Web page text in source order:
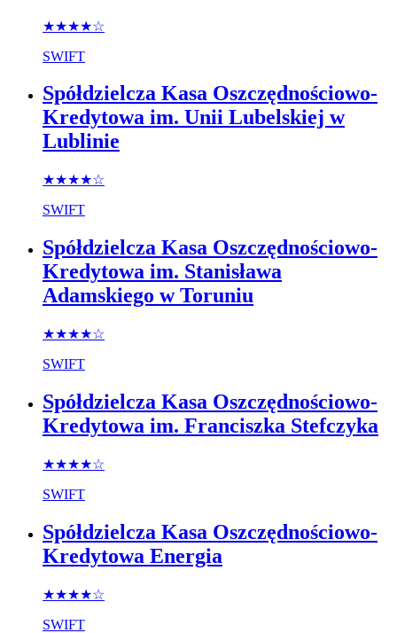
★★★★☆
SWIFT
Spółdzielcza Kasa Oszczędnościowo-
Kredytowa im. Unii Lubelskiej w
Lublinie
★★★★☆
SWIFT
Spółdzielcza Kasa Oszczędnościowo-
Kredytowa im. Stanisława
Adamskiego w Toruniu
★★★★☆
SWIFT
Spółdzielcza Kasa Oszczędnościowo-
Kredytowa im. Franciszka Stefczyka
★★★★☆
SWIFT
Spółdzielcza Kasa Oszczędnościowo-
Kredytowa Energia
★★★★☆
SWIFT